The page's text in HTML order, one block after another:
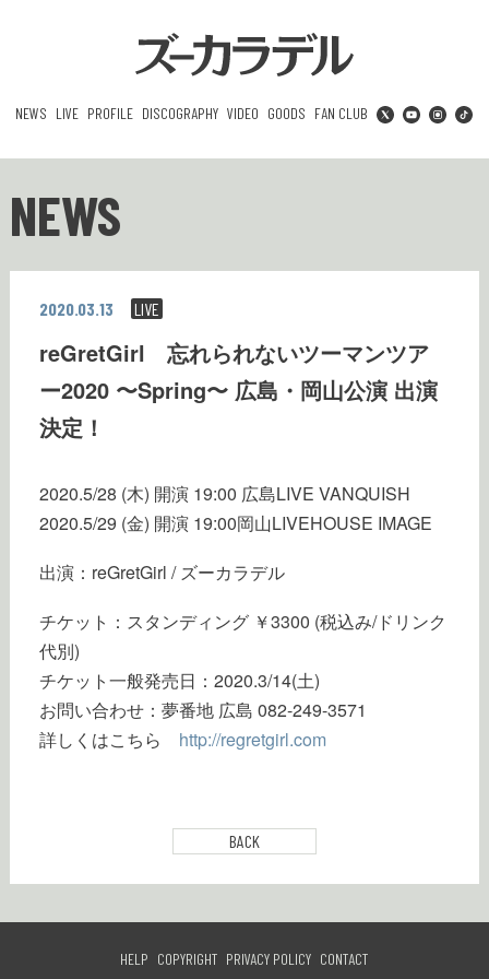
NEWS LIVE PROFILE DISCOGRAPHY VIDEO GOODS FAN CLUB
NEWS
2020.03.13 LIVE
reGretGirl 忘れられないツーマンツア
ー2020 〜Spring〜 広島・岡山公演 出演
決定！
2020.5/28 (木) 開演 19:00 広島LIVE VANQUISH
2020.5/29 (金) 開演 19:00岡山LIVEHOUSE IMAGE
出演：reGretGirl / ズーカラデル
チケット：スタンディング ￥3300 (税込み/ドリンク
代別)
チケット一般発売日：2020.3/14(土)
お問い合わせ：夢番地 広島 082-249-3571
詳しくはこちら http://regretgirl.com
BACK
HELP COPYRIGHT PRIVACY POLICY CONTACT